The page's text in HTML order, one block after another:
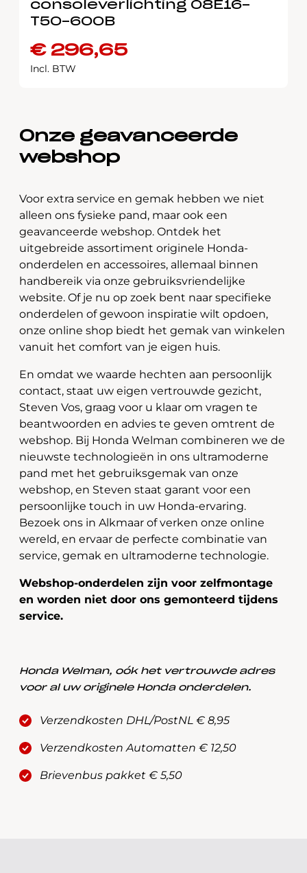
consoleverlichting 08E16-
T50-600B
€296,65
Incl. BTW
Onze geavanceerde
webshop
Voor extra service en gemak hebben we niet
alleen ons fysieke pand, maar ook een
geavanceerde webshop. Ontdek het
uitgebreide assortiment originele Honda-
onderdelen en accessoires, allemaal binnen
handbereik via onze gebruiksvriendelijke
website. Of je nu op zoek bent naar specifieke
onderdelen of gewoon inspiratie wilt opdoen,
onze online shop biedt het gemak van winkelen
vanuit het comfort van je eigen huis.
En omdat we waarde hechten aan persoonlijk
contact, staat uw eigen vertrouwde gezicht,
Steven Vos, graag voor u klaar om vragen te
beantwoorden en advies te geven omtrent de
webshop. Bij Honda Welman combineren we de
nieuwste technologieën in ons ultramoderne
pand met het gebruiksgemak van onze
webshop, en Steven staat garant voor een
persoonlijke touch in uw Honda-ervaring.
Bezoek ons in Alkmaar of verken onze online
wereld, en ervaar de perfecte combinatie van
service, gemak en ultramoderne technologie.
Webshop-onderdelen zijn voor zelfmontage
en worden niet door ons gemonteerd tijdens
service.
Honda Welman, oók het vertrouwde adres
voor al uw originele Honda onderdelen.
Verzendkosten DHL/PostNL € 8,95
Verzendkosten Automatten € 12,50
Brievenbus pakket € 5,50